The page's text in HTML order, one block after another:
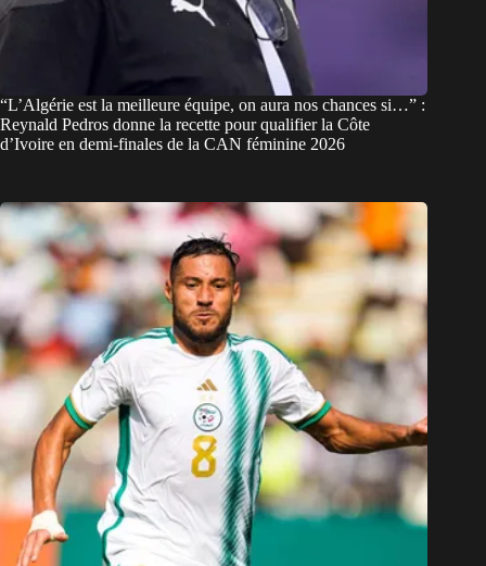
“L’Algérie est la meilleure équipe, on aura nos chances si…” :
Reynald Pedros donne la recette pour qualifier la Côte
d’Ivoire en demi-finales de la CAN féminine 2026